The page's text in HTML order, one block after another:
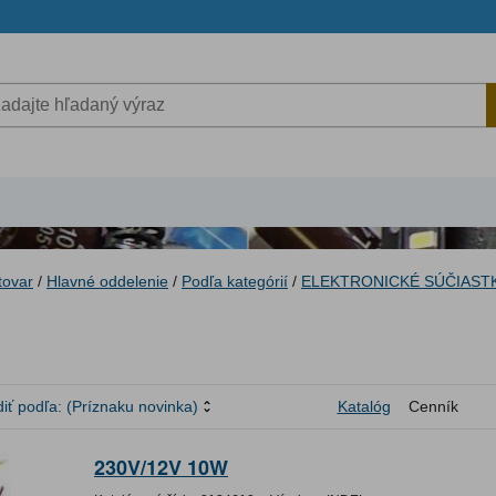
/ Hlavné oddelenie / Podľa kategórií / ELEKTRONICKÉ
podľa: (Príznaku novinka) Katalóg Cenník
230V/12V 10W